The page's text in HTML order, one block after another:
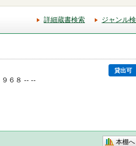
詳細蔵書検索 ジャンル
貸出可
６８ -- --
本棚へ